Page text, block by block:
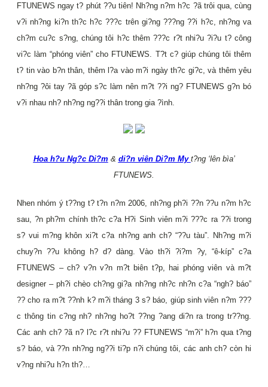
FTUNEWS ngay t? phút ??u tiên! Nh?ng n?m h?c ?ã trôi qua, cùng
v?i nh?ng ki?n th?c h?c ???c trên gi?ng ???ng ??i h?c, nh?ng va
ch?m cu?c s?ng, chúng tôi h?c thêm ???c r?t nhi?u ?i?u t? công
vi?c làm “phóng viên” cho FTUNEWS. T?t c? giúp chúng tôi thêm
t? tin vào b?n thân, thêm l?a vào m?i ngày th?c gi?c, và thêm yêu
nh?ng ?ôi tay ?ã góp s?c làm nên m?t ??i ng? FTUNEWS g?n bó
v?i nhau nh? nh?ng ng??i thân trong gia ?ình.
Hoa h?u Ng?c Di?m & di?n viên Di?m My t?ng ‘lên bìa’
FTUNEWS.
Nhen nhóm ý t??ng t? t?n n?m 2006, nh?ng ph?i ??n ??u n?m h?c
sau, ?n ph?m chính th?c c?a H?i Sinh viên m?i ???c ra ??i trong
s? vui m?ng khôn xi?t c?a nh?ng anh ch? “??u tàu”. Nh?ng m?i
chuy?n ??u không h? d? dàng. Vào th?i ?i?m ?y, “ê-kíp” c?a
FTUNEWS – ch? v?n v?n m?t biên t?p, hai phóng viên và m?t
designer – ph?i chèo ch?ng gi?a nh?ng nh?c nh?n c?a “ngh? báo”
?? cho ra m?t ??nh k? m?i tháng 3 s? báo, giúp sinh viên n?m ???
c thông tin c?ng nh? nh?ng ho?t ??ng ?ang di?n ra trong tr??ng.
Các anh ch? ?ã n? l?c r?t nhi?u ?? FTUNEWS “m?i” h?n qua t?ng
s? báo, và ??n nh?ng ng??i ti?p n?i chúng tôi, các anh ch? còn hi
v?ng nhi?u h?n th?…